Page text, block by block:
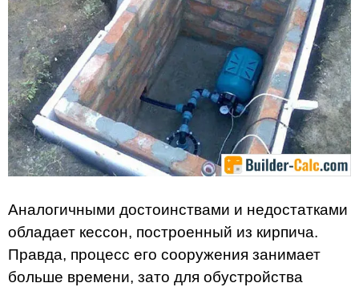
Аналогичными достоинствами и недостатками
обладает кессон, построенный из кирпича.
Правда, процесс его сооружения занимает
больше времени, зато для обустройства